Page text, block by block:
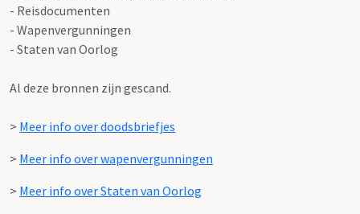
- Reisdocumenten
- Wapenvergunningen
- Staten van Oorlog
Al deze bronnen zijn gescand.
> Meer info over doodsbriefjes
> Meer info over wapenvergunningen
> Meer info over Staten van Oorlog